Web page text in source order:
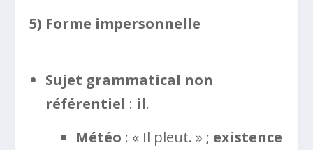
5) Forme impersonnelle
Sujet grammatical non
référentiel : il.
Météo : « Il pleut. » ; existence